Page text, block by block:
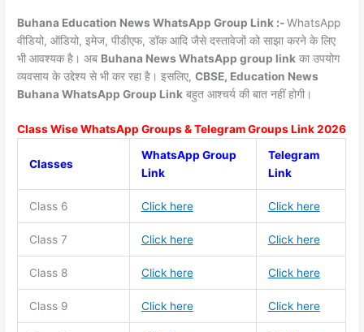
Buhana Education News WhatsApp Group Link :-WhatsApp
वीडियो, ऑडियो, इमेज, पीडीएफ, डॉक आदि जैसे दस्तावेजों को साझा करने के लिए
भी आवश्यक है। अब Buhana NewsWhatsApp group link का उपयोग
व्यवसाय के उद्देश्य से भी कर रहा है। इसलिए,CBSE, Education News
Buhana WhatsApp Group Link बहुत आश्चर्य की बात नहीं होगी।
Class Wise WhatsApp Groups & Telegram Groups Link 2026
Classes
WhatsApp Group
Link
Telegram
Link
Class 6 Click here Click here
Class 7 Click here Click here
Class 8 Click here Click here
Class 9 Click here Click here